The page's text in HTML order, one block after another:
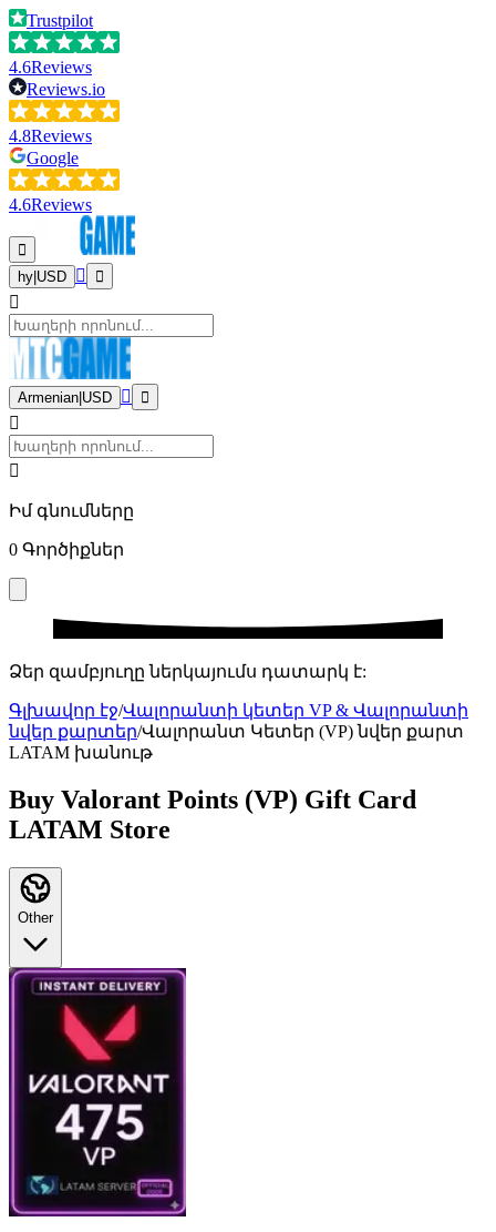
Trustpilot
4.6Reviews
Reviews.io
4.8Reviews
Google
4.6Reviews
hy USD
Armenian USD
Իմ գնումները
0 Գործիքներ
Ձեր զամբյուղը ներկայումս դատարկ է:
Գլխավոր էջ/Վալորանտի կետեր VP & Վալորանտի
նվեր քարտեր/Վալորանտ Կետեր (VP) նվեր քարտ
LATAM խանութ
Buy Valorant Points (VP) Gift Card
LATAM Store
Other